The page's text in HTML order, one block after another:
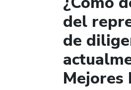
del
de
Mejores